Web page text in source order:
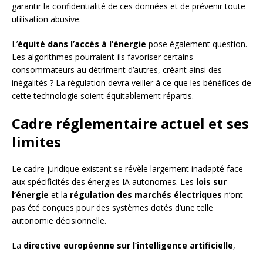
garantir la confidentialité de ces données et de prévenir toute
utilisation abusive.
L’équité dans l’accès à l’énergie pose également question.
Les algorithmes pourraient-ils favoriser certains
consommateurs au détriment d’autres, créant ainsi des
inégalités ? La régulation devra veiller à ce que les bénéfices de
cette technologie soient équitablement répartis.
Cadre réglementaire actuel et ses
limites
Le cadre juridique existant se révèle largement inadapté face
aux spécificités des énergies IA autonomes. Les lois sur
l’énergie et la régulation des marchés électriques n’ont
pas été conçues pour des systèmes dotés d’une telle
autonomie décisionnelle.
La directive européenne sur l’intelligence artificielle,